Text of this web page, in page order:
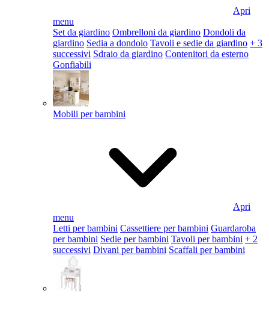
Apri
menu
Set da giardino Ombrelloni da giardino Dondoli da
giardino Sedia a dondolo Tavoli e sedie da giardino + 3
successivi Sdraio da giardino Contenitori da esterno
Gonfiabili
Mobili per bambini
Apri
menu
Letti per bambini Cassettiere per bambini Guardaroba
per bambini Sedie per bambini Tavoli per bambini + 2
successivi Divani per bambini Scaffali per bambini